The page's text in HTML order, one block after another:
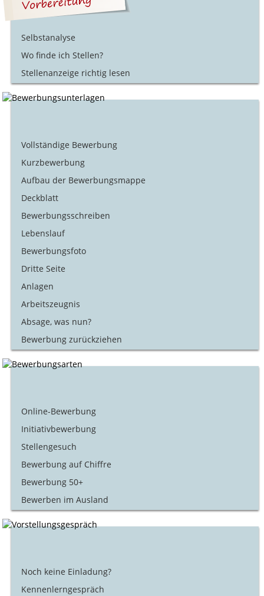
Selbstanalyse
Wo finde ich Stellen?
Stellenanzeige richtig lesen
Vollständige Bewerbung
Kurzbewerbung
Aufbau der Bewerbungsmappe
Deckblatt
Bewerbungsschreiben
Lebenslauf
Bewerbungsfoto
Dritte Seite
Anlagen
Arbeitszeugnis
Absage, was nun?
Bewerbung zurückziehen
Online-Bewerbung
Initiativbewerbung
Stellengesuch
Bewerbung auf Chiffre
Bewerbung 50+
Bewerben im Ausland
Noch keine Einladung?
Kennenlerngespräch